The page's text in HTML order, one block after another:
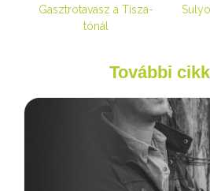
Gasztrotavasz a Tisza-
tónál
További